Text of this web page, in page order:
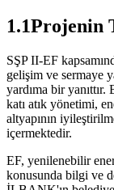
1.1Projenin
SŞP II-EF
gelişim ve sermaye
yardıma bir
katı atık yönetimi,
altyapının
içermektedir.
EF, yenilenebilir
konusunda bilgi ve